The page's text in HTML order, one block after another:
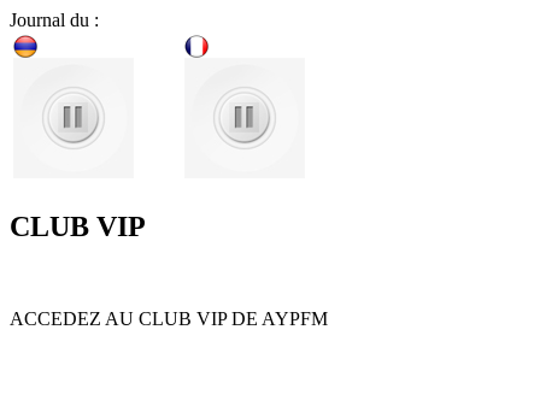
Journal du :
CLUB VIP
ACCEDEZ AU CLUB VIP DE AYPFM